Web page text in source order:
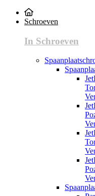
Schroeven
In Schroeven